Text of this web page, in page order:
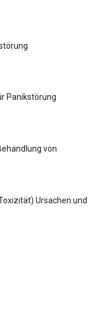
Panikstörung
von
Ursachen und